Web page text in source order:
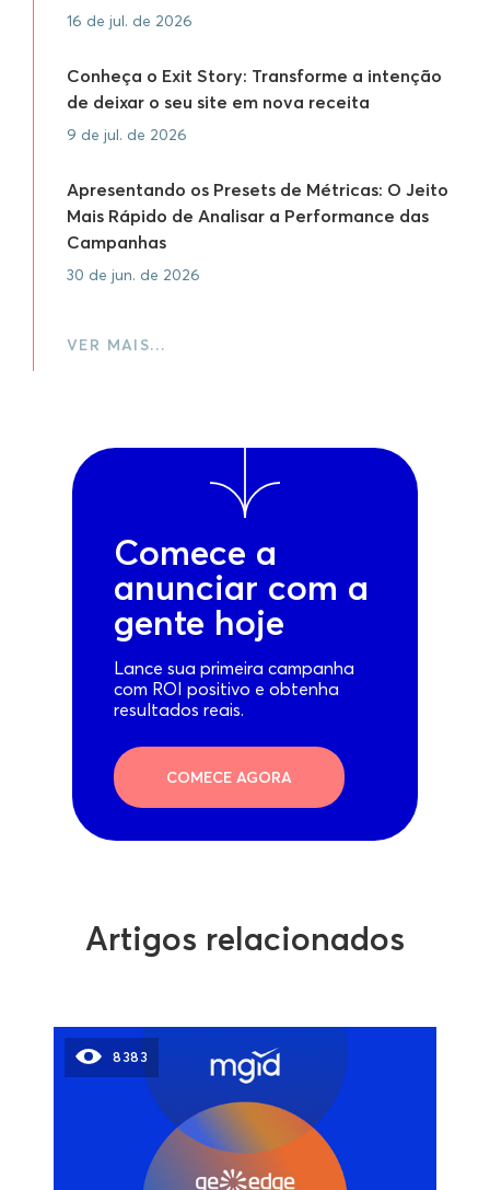
16 de jul. de 2026
Conheça o Exit Story: Transforme a intenção
de deixar o seu site em nova receita
9 de jul. de 2026
Apresentando os Presets de Métricas: O Jeito
Mais Rápido de Analisar a Performance das
Campanhas
30 de jun. de 2026
VER MAIS…
Comece a
anunciar com a
gente hoje
Lance sua primeira campanha
com ROI positivo e obtenha
resultados reais.
COMECE AGORA
Artigos relacionados
8383